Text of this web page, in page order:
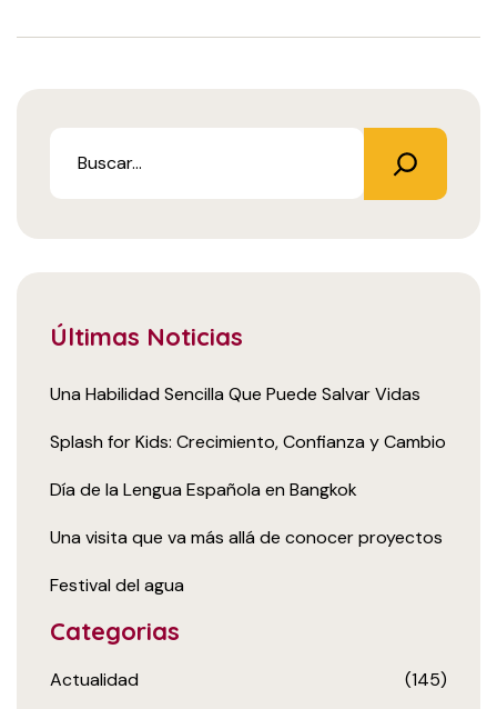
Últimas Noticias
Una Habilidad Sencilla Que Puede Salvar Vidas
Splash for Kids: Crecimiento, Confianza y Cambio
Día de la Lengua Española en Bangkok
Una visita que va más allá de conocer proyectos
Festival del agua
Categorias
Actualidad (145)